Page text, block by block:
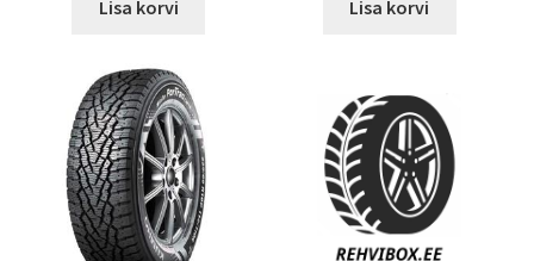
Lisa korvi Lisa korvi